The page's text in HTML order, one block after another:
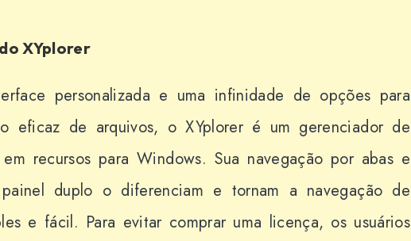
XYplorer
personalizada e uma infinidade de opções para
eficaz de arquivos, o XYplorer é um gerenciador de
recursos para Windows. Sua navegação por abas e
duplo o diferenciam e tornam a navegação de
e fácil. Para evitar comprar uma licença, os usuários